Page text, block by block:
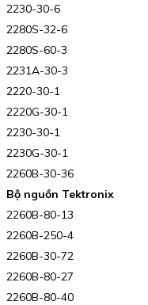
2230-30-6
2280S-32-6
2280S-60-3
2231A-30-3
2220-30-1
2220G-30-1
2230-30-1
2230G-30-1
2260B-30-36
Bộ nguồn Tektronix
2260B-80-13
2260B-250-4
2260B-30-72
2260B-80-27
2260B-80-40